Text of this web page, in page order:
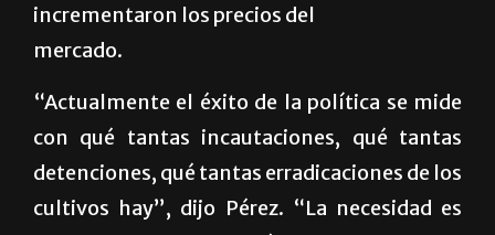
incrementaron los precios del
mercado.
“Actualmente el éxito de la política se mide
con qué tantas incautaciones, qué tantas
detenciones, qué tantas erradicaciones de los
cultivos hay”, dijo Pérez. “La necesidad es